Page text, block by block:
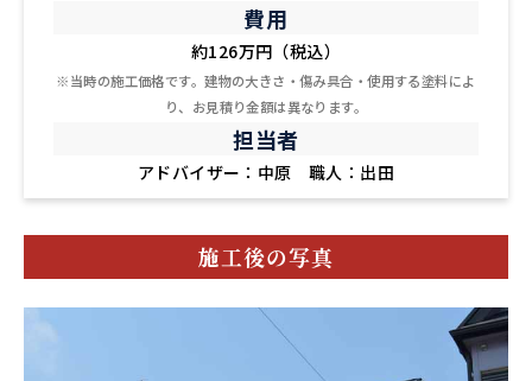
費用
約126万円（税込）
※当時の施工価格です。建物の大きさ・傷み具合・使用する塗料によ
り、お見積り金額は異なります。
担当者
アドバイザー：中原 職人：出田
施工後の写真